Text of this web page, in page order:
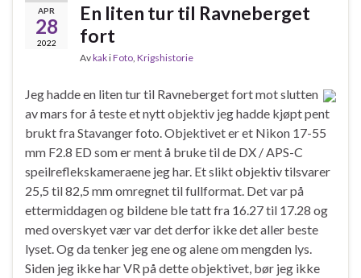
APR
28
2022
En liten tur til Ravneberget
fort
AvkakiFoto Krigshistorie
Jeg hadde en liten tur til Ravneberget fort mot slutten
av mars for å teste et nytt objektiv jeg hadde kjøpt pent
brukt fra Stavanger foto. Objektivet er et Nikon 17-55
mm F2.8 ED som er ment å bruke til de DX / APS-C
speilreflekskameraene jeg har. Et slikt objektiv tilsvarer
25,5 til 82,5 mm omregnet til fullformat. Det var på
ettermiddagen og bildene ble tatt fra 16.27 til 17.28 og
med overskyet vær var det derfor ikke det aller beste
lyset. Og da tenker jeg ene og alene om mengden lys.
Siden jeg ikke har VR på dette objektivet, bør jeg ikke